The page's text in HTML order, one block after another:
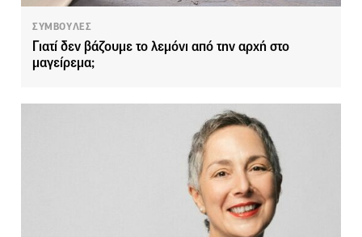
ΣΥΜΒΟΥΛΕΣ
Γιατί δεν βάζουμε το λεμόνι από την αρχή στο
μαγείρεμα;